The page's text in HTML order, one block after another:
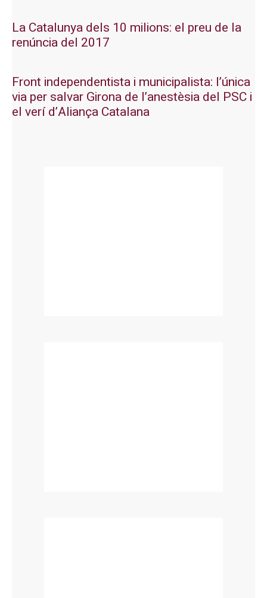
La Catalunya dels 10 milions: el preu de la
renúncia del 2017
Front independentista i municipalista: l’única
via per salvar Girona de l’anestèsia del PSC i
el verí d’Aliança Catalana